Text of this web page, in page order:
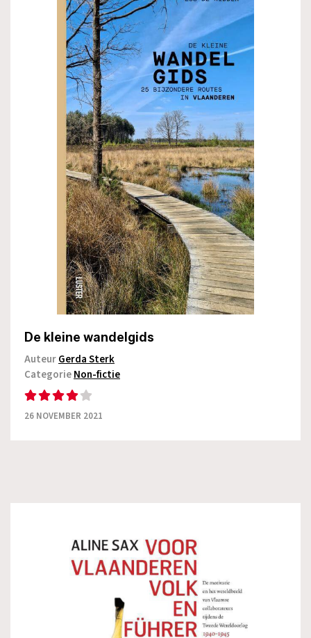
De kleine wandelgids
AuteurGerda Sterk
CategorieNon-fictie
26 NOVEMBER 2021